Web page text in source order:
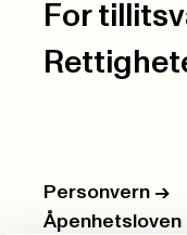
For
Personvern ->
Åpenhetsloven